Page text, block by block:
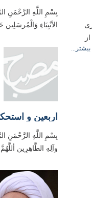
بِسْمِ اللَّهِ الرَّحْمَنِ
الأنْبِیَاءِ
اربعین و
بِسْمِ اللَّهِ الرَّحْمَنِ
وآلِهِ الطَّاهِرِین